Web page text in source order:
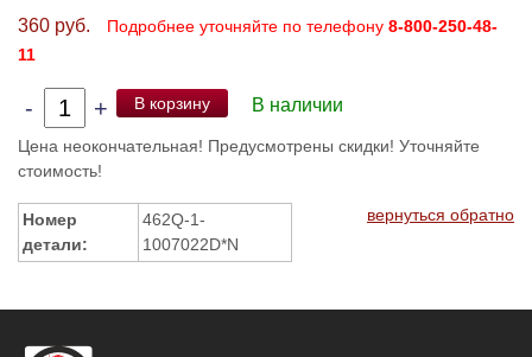
360 руб. Подробнее уточняйте по телефону 8-800-250-48-
11
- + В корзину В наличии
Цена неокончательная! Предусмотрены скидки! Уточняйте
стоимость!
Номер
детали:
462Q-1-
1007022D*N
вернуться обратно